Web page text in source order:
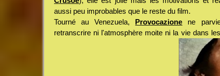
aussi peu improbables que le reste du film.
Tourné au Venezuela, Provocazione ne
retranscrire ni l'atmosphère moite ni la vie dans